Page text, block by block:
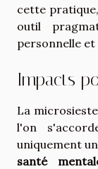
cette
outil
personnelle
Impacts
La
l'on
uniquement
santé